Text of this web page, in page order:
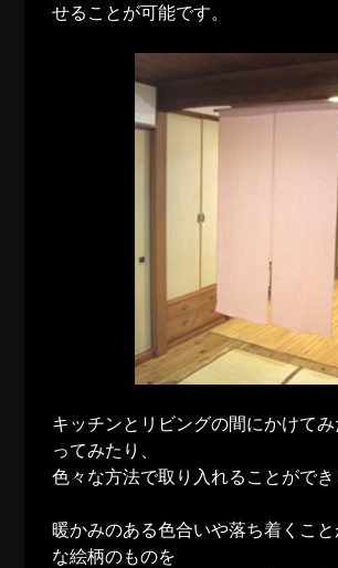
せることが可能です。
キッチンとリビングの間にかけて
ってみたり、
色々な方法で取り入れることができ
暖かみのある色合いや落ち着くこと
な絵柄のものを